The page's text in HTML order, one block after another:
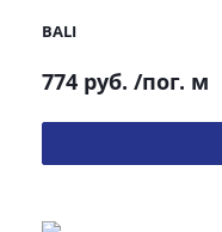
BALI
774 руб. /пог. м